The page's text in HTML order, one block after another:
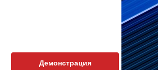
Демонстрация